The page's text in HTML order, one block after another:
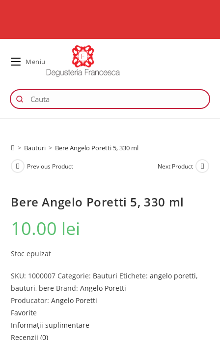
Meniu
> Bauturi > Bere Angelo Poretti 5, 330 ml
Previous Product Next Product
Bere Angelo Poretti 5, 330 ml
10.00 lei
Stoc epuizat
SKU: 1000007 Categorie: Bauturi Etichete:angelo poretti,
bauturi, bere Brand:Angelo Poretti
Producator:Angelo Poretti
Favorite
Informații suplimentare
Recenzii (0)